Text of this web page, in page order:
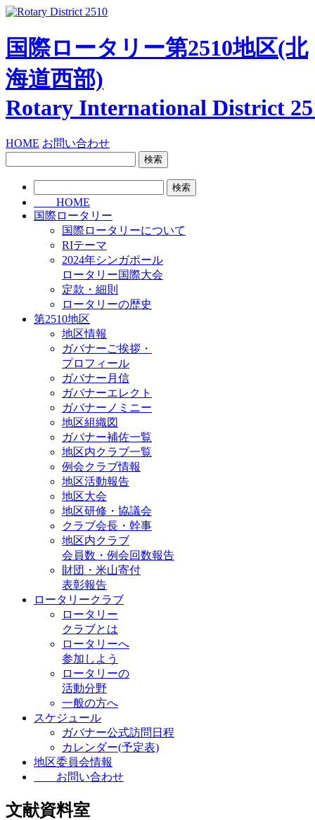
国際ロータリー第2510地区(北
海道西部)
Rotary International District
HOME お問い合わせ
HOME
国際ロータリー
国際ロータリーについて
RIテーマ
2024年シンガポール
ロータリー国際大会
定款・細則
ロータリーの歴史
第2510地区
地区情報
ガバナーご挨拶・
プロフィール
ガバナー月信
ガバナーエレクト
ガバナーノミニー
地区組織図
ガバナー補佐一覧
地区内クラブ一覧
例会クラブ情報
地区活動報告
地区大会
地区研修・協議会
クラブ会長・幹事
地区内クラブ
会員数・例会回数報告
財団・米山寄付
表彰報告
ロータリークラブ
ロータリー
クラブとは
ロータリーへ
参加しよう
ロータリーの
活動分野
一般の方へ
スケジュール
ガバナー公式訪問日程
カレンダー(予定表)
地区委員会情報
お問い合わせ
文献資料室